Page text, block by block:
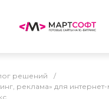
решений
/
реклама» для